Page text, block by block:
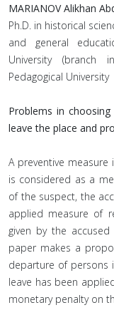
MARIANOV Alikhan
Ph.D. in historical
and general
University (branch
Pedagogical University
Problems in
leave the place and
A preventive
is considered as a
of the suspect, the
applied measure of
given by the
paper makes a
departure of persons
leave has been
monetary penalty on